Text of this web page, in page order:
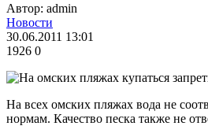
Автор: admin
Новости
30.06.2011 13:01
1926 0
На всех омских пляжах вода не
нормам. Качество песка также не